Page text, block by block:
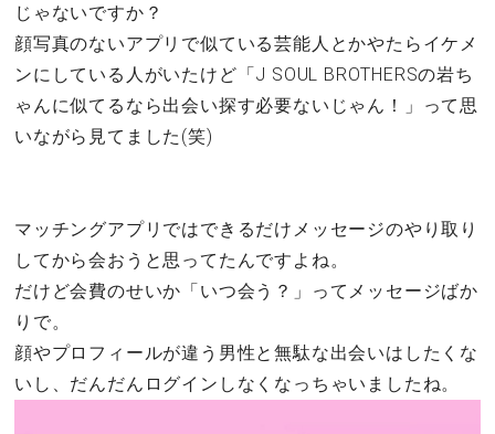
じゃないですか？
顔写真のないアプリで似ている芸能人とかやたらイケメ
ンにしている人がいたけど「J SOUL BROTHERSの岩ち
ゃんに似てるなら出会い探す必要ないじゃん！」って思
いながら見てました(笑)
マッチングアプリではできるだけメッセージのやり取り
してから会おうと思ってたんですよね。
だけど会費のせいか「いつ会う？」ってメッセージばか
りで。
顔やプロフィールが違う男性と無駄な出会いはしたくな
いし、だんだんログインしなくなっちゃいましたね。